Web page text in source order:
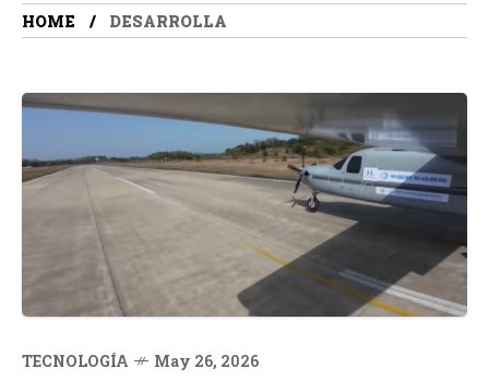
HOME DESARROLLA
TECNOLOGÍA May 26, 2026